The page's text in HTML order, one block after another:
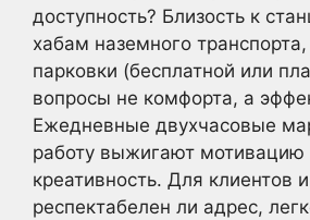
доступность? Близость к
хабам наземного
парковки (бесплатной или
вопросы не комфорта, а
Ежедневные двухчасовые
работу выжигают мотивацию
креативность. Для клиентов
респектабелен ли адрес,